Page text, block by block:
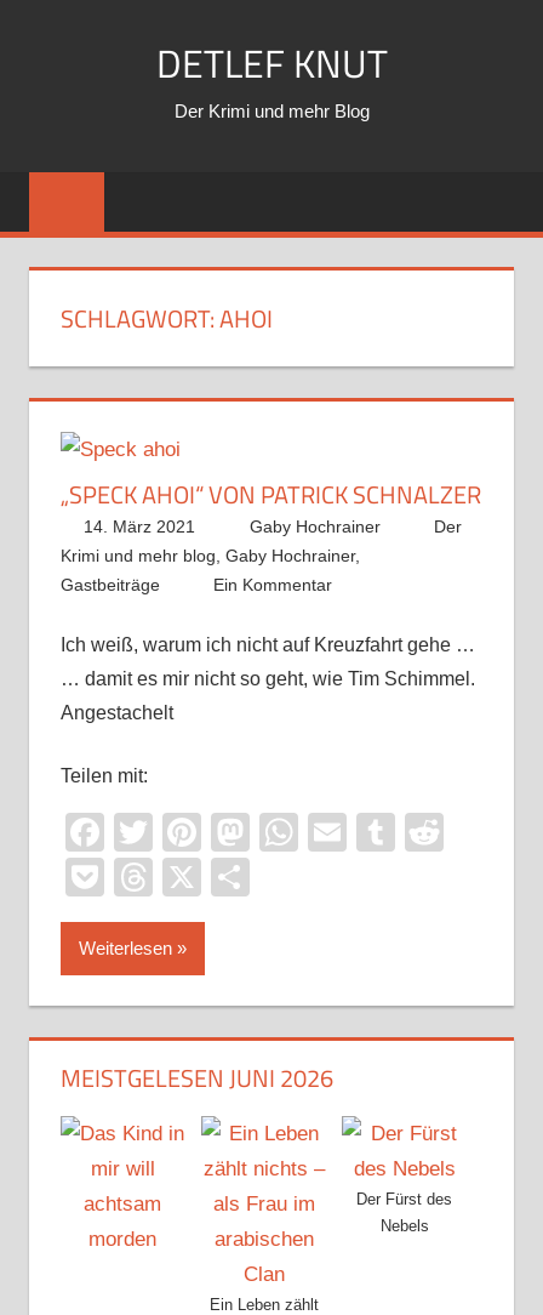
DETLEF KNUT
Der Krimi und mehr Blog
SCHLAGWORT:AHOI
„SPECK AHOI“ VON PATRICK SCHNALZER
14. März 2021 Gaby Hochrainer
Der
Krimi und mehr blog Gaby Hochrainer,
Gastbeiträge
Ein Kommentar
Ich weiß, warum ich nicht auf Kreuzfahrt gehe …
… damit es mir nicht so geht, wie Tim Schimmel.
Angestachelt
Teilen mit:
Facebook
TwitterPinterest
Mastodon
WhatsApp
EmailTumblr
PocketThreads
X
Weiterlesen
MEISTGELESEN JUNI 2026
Ein Leben zählt
Der Fürst des
Nebels